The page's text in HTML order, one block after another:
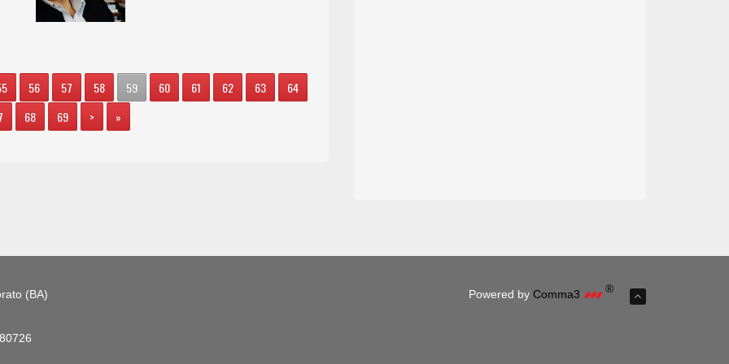
56 57 58 59 60 61 62 63
64
68 69 > »
(BA) Powered by Comma3 ®